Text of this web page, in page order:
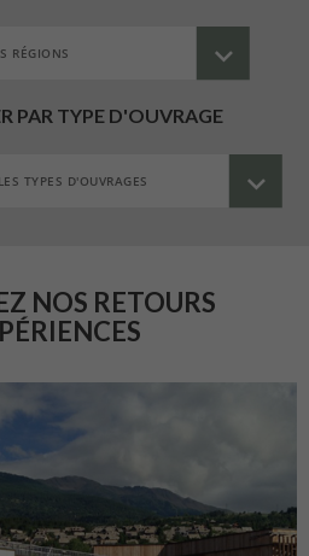
PAR TYPE D'OUVRAGE
NOS RETOURS